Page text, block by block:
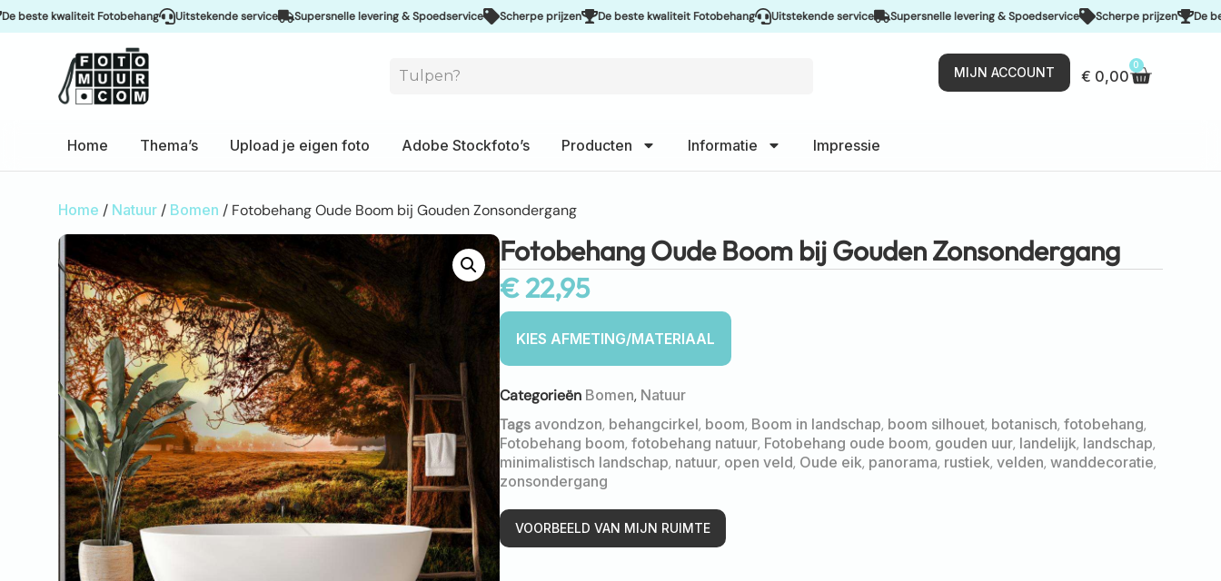
kwaliteit Fotobehang Uitstekende service Supersnelle levering & Spoedservice Scherpe prijzen De beste kwaliteit Fotobehang Uitstekende service Supersnelle levering & Spoedservice Scherpe prijzen De beste
MIJN ACCOUNT € 0,00
0
Home Thema’s Upload je eigen foto Adobe Stockfoto’s Producten Informatie Impressie
Home / Natuur / Bomen / Fotobehang Oude Boom bij Gouden Zonsondergang
Fotobehang Oude Boom bij Gouden Zonsondergang
€22,95
Categorieën Bomen, Natuur
Tags avondzon, behangcirkel, boom, Boom in landschap, boom silhouet, botanisch,fotobehang,
Fotobehang boom,fotobehang natuur, Fotobehang oude boom, gouden uur, landelijk, landschap,
minimalistisch landschap, natuur, open veld, Oude eik, panorama, rustiek,velden,wanddecoratie,
zonsondergang
VOORBEELD VAN MIJN RUIMTE